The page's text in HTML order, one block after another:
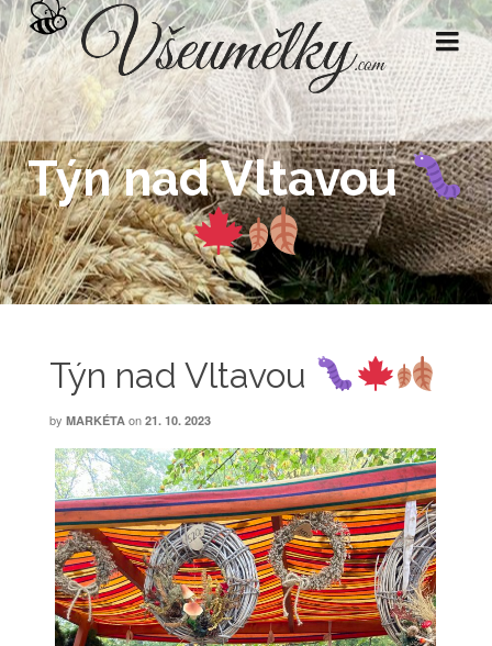
Týn nad Vltavou
Týn nad Vltavou
by MARKÉTA on 21. 10. 2023